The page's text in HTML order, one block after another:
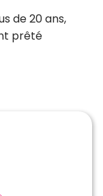
de 20 ans,
prêté